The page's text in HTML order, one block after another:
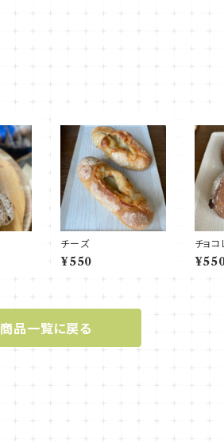
チーズ
¥550
チョ
商品一覧に戻る